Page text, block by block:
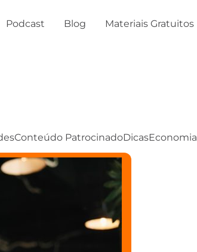
Podcast Blog Materiais Gratuitos
Conteúdo PatrocinadoDicasEconomia